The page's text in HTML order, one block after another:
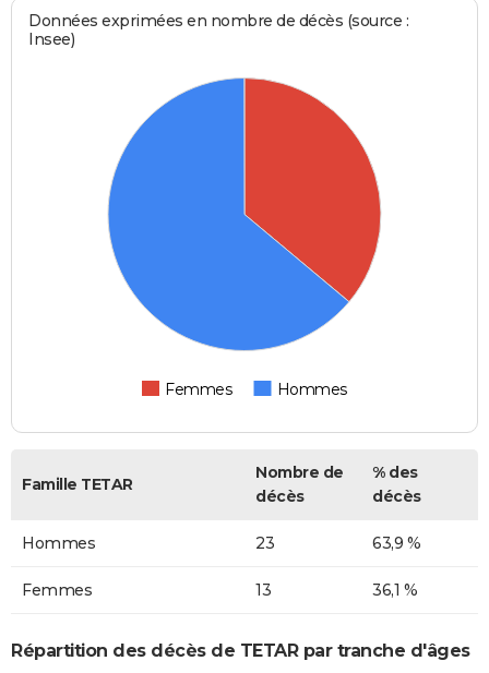
Données exprimées en nombre de décès (source :
Insee)
Femmes Hommes
Famille TETAR
Nombre de
décès
% des
décès
Hommes 23 63,9 %
Femmes 13 36,1 %
Répartition des décès de TETAR par tranche d'âges